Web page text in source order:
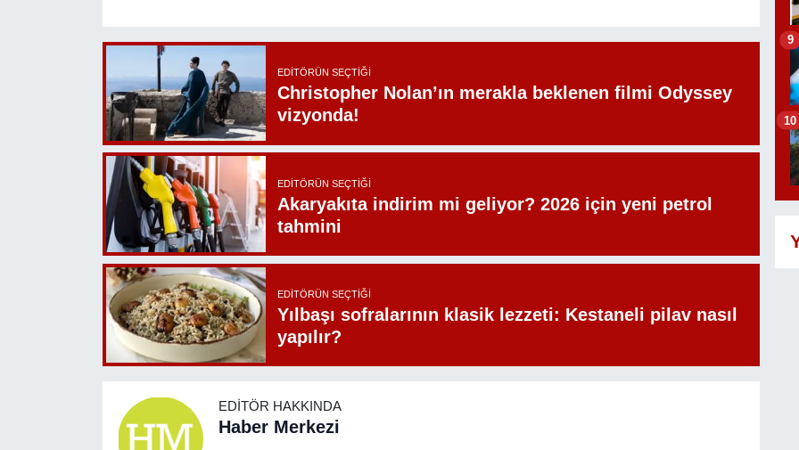
EDITÖRÜN SEÇTIĞI
Christopher Nolan’ın merakla beklenen filmi Odyssey
vizyonda!
EDITÖRÜN SEÇTIĞI
Akaryakıta indirim mi geliyor? 2026 için yeni petrol
tahmini
EDITÖRÜN SEÇTIĞI
Yılbaşı sofralarının klasik lezzeti: Kestaneli pilav nasıl
yapılır?
EDITÖR HAKKINDA
Haber Merkezi
9
10